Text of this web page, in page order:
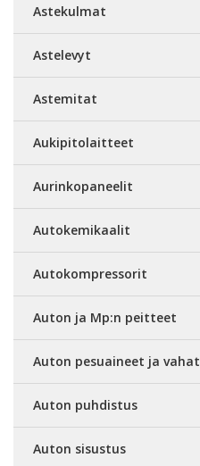
Astekulmat
Astelevyt
Astemitat
Aukipitolaitteet
Aurinkopaneelit
Autokemikaalit
Autokompressorit
Auton ja Mp:n peitteet
Auton pesuaineet ja vahat
Auton puhdistus
Auton sisustus